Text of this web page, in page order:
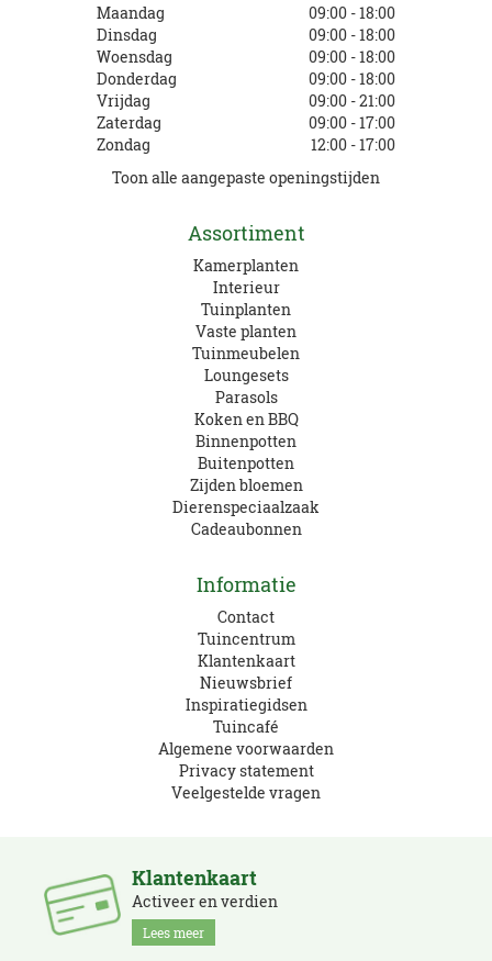
Maandag
09:00 - 18:00
Dinsdag
09:00 - 18:00
Woensdag
09:00 - 18:00
Donderdag
09:00 - 18:00
Vrijdag
09:00 - 21:00
Zaterdag
09:00 - 17:00
Zondag
12:00 - 17:00
Toon alle aangepaste openingstijden
Assortiment
Kamerplanten
Interieur
Tuinplanten
Vaste planten
Tuinmeubelen
Loungesets
Parasols
Koken en BBQ
Binnenpotten
Buitenpotten
Zijden bloemen
Dierenspeciaalzaak
Cadeaubonnen
Informatie
Contact
Tuincentrum
Klantenkaart
Nieuwsbrief
Inspiratiegidsen
Tuincafé
Algemene voorwaarden
Privacy statement
Veelgestelde vragen
Klantenkaart
Activeer en verdien
Lees meer